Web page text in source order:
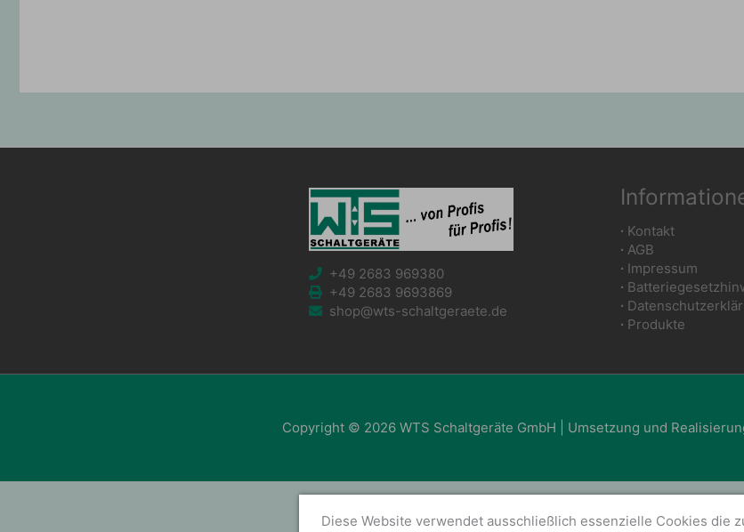
+49 2683 969380
+49 2683 9693869
shop@wts-schaltgeraete.de
∙ Kontakt
∙ AGB
∙ Impressum
∙
∙
∙ Produkte
Copyright © 2026 WTS Schaltgeräte GmbH | Umsetzung und
Diese Website verwendet ausschließlich essenzielle Cookies die